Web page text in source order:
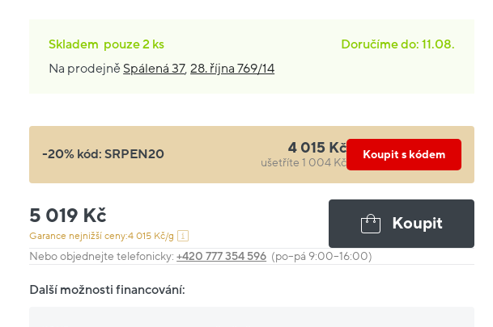
Skladem pouze2 ks
Doručíme do: 11.08.
Na prodejně Spálená 37,28. října 769/14
-20% kód:SRPEN20 4 015 Kč
ušetříte 1 004 Kč
Koupit s kódem
5 019 Kč
Garance nejnižší ceny:4 015 Kč/g
Koupit
Nebo objednejte telefonicky:+420 777 354 596 (po–pá 9:00–16:00)
Další možnosti financování: